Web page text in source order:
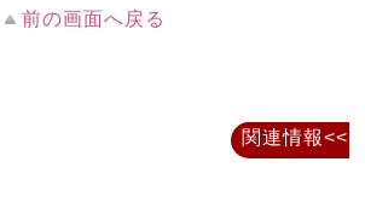
前の画面へ戻る
関連情報<<